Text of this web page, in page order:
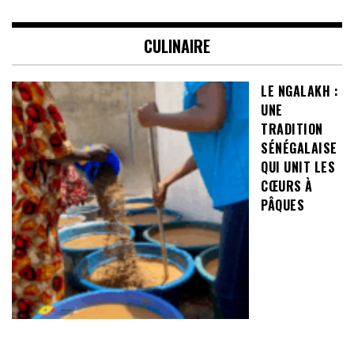
CULINAIRE
LE NGALAKH :
UNE
TRADITION
SÉNÉGALAISE
QUI UNIT LES
CŒURS À
PÂQUES